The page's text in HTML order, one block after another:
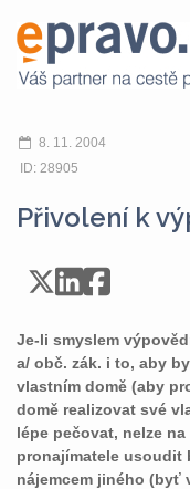
8. 11. 2004
ID: 28905
Přivolení k
Je-li smyslem
a/ obč. zák. i to, aby
vlastním domě (aby
domě realizovat své
lépe pečovat, nelze
pronajímatele usoudit
nájemcem jiného (byť